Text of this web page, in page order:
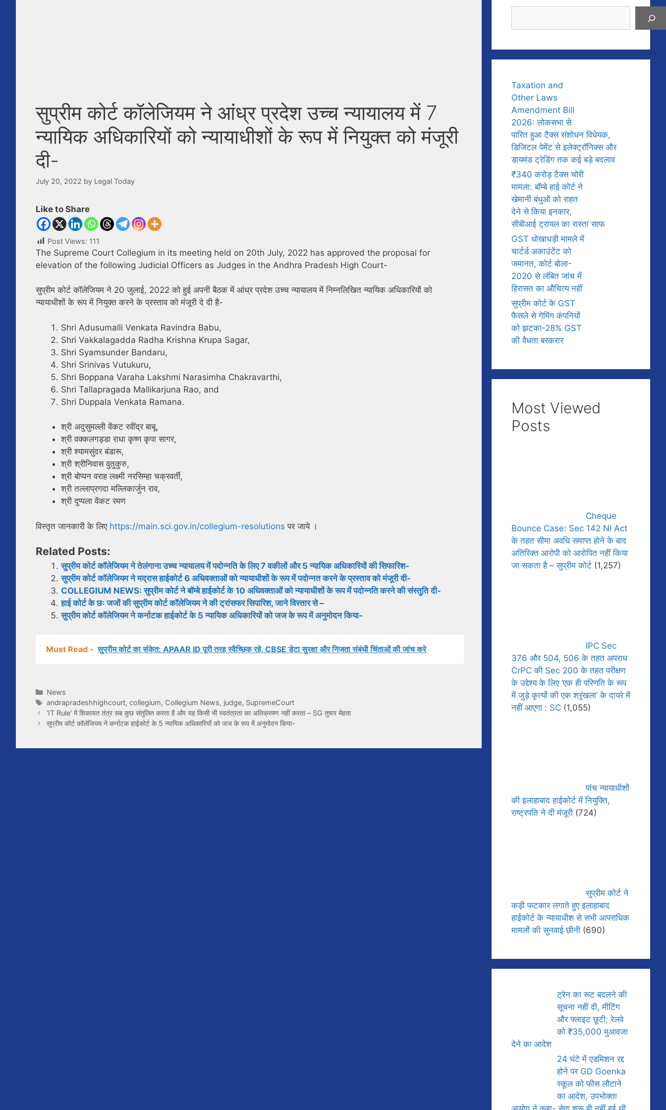
सुप्रीम कोर्ट कॉलेजियम ने आंध्र प्रदेश उच्च न्यायालय में 7
न्यायिक अधिकारियों को न्यायाधीशों के रूप में नियुक्त को मंजूरी
दी-
July 20, 2022 by Legal Today
Like to Share
Post Views: 111
The Supreme Court Collegium in its meeting held on 20th July, 2022 has approved the proposal for
elevation of the following Judicial Officers as Judges in the Andhra Pradesh High Court-
सुप्रीम कोर्ट कॉलेजियम ने 20 जुलाई, 2022 को हुई अपनी बैठक में आंध्र प्रदेश उच्च न्यायालय में निम्नलिखित न्यायिक अधिकारियों को
न्यायाधीशों के रूप में नियुक्त करने के प्रस्ताव को मंजूरी दे दी है-
Shri Adusumalli Venkata Ravindra Babu,
Shri Vakkalagadda Radha Krishna Krupa Sagar,
Shri Syamsunder Bandaru,
Shri Srinivas Vutukuru,
Shri Boppana Varaha Lakshmi Narasimha Chakravarthi,
Shri Tallapragada Mallikarjuna Rao, and
Shri Duppala Venkata Ramana.
श्री अदुसुमल्ली वेंकट रवींद्र बाबू,
श्री वक्कलगड्डा राधा कृष्ण कृपा सागर,
श्री श्यामसुंदर बंडारू,
श्री श्रीनिवास वुतुकुरु,
श्री बोप्पन वराह लक्ष्मी नरसिम्हा चक्रवर्ती,
श्री तल्लाप्रगदा मल्लिकार्जुन राव,
श्री दुप्पला वेंकट रमण
विस्तृत जानकारी के लिए https://main.sci.gov.in/collegium-resolutions पर जाये ।
Related Posts:
सुप्रीम कोर्ट कॉलेजियम ने तेलंगाना उच्च न्यायालय में पदोन्नति के लिए 7 वकीलों और 5 न्यायिक अधिकारियों की सिफारिश-
सुप्रीम कोर्ट कॉलेजियम ने मद्रास हाईकोर्ट 6 अधिवक्ताओं को न्यायाधीशों के रूप में पदोन्नत करने के प्रस्ताव को मंजूरी दी-
COLLEGIUM NEWS: सुप्रीम कोर्ट ने बॉम्बे हाईकोर्ट के 10 अधिवक्ताओं को न्यायाधीशों के रूप में पदोन्नति करने की संस्तुति दी-
हाई कोर्ट के छः जजों की सुप्रीम कोर्ट कॉलेजियम ने की ट्रांसफर सिपारिश, जाने विस्तार से –
सुप्रीम कोर्ट कॉलेजियम ने कर्नाटक हाईकोर्ट के 5 न्यायिक अधिकारियों को जज के रूप में अनुमोदन किया-
Must Read - सुप्रीम कोर्ट का संकेत: APAAR ID पूरी तरह स्वैच्छिक रहे, CBSE डेटा सुरक्षा और निजता संबंधी चिंताओं की जांच करे
Categories
News
Tags
andrapradeshhighcourt, collegium, Collegium News, judge, SupremeCourt
‘IT Rule’ में शिकायत तंत्र सब कुछ संतुलित करता है और यह किसी भी स्वतंत्रता का अतिक्रमण नहीं करता – SG तुषार मेहता
सुप्रीम कोर्ट कॉलेजियम ने कर्नाटक हाईकोर्ट के 5 न्यायिक अधिकारियों को जज के रूप में अनुमोदन किया-
Taxation and
Other Laws
Amendment Bill
2026: लोकसभा से
पारित हुआ टैक्स संशोधन विधेयक,
डिजिटल पेमेंट से इलेक्ट्रॉनिक्स और
डायमंड ट्रेडिंग तक कई बड़े बदलाव
₹340 करोड़ टैक्स चोरी
मामला: बॉम्बे हाई कोर्ट ने
खेमानी बंधुओं को राहत
देने से किया इनकार,
सीबीआई ट्रायल का रास्ता साफ
GST धोखाधड़ी मामले में
चार्टर्ड अकाउंटेंट को
जमानत, कोर्ट बोला-
2020 से लंबित जांच में
हिरासत का औचित्य नहीं
सुप्रीम कोर्ट के GST
फैसले से गेमिंग कंपनियों
को झटका-28% GST
की वैधता बरकरार
Most Viewed
Posts
Cheque
Bounce Case: Sec 142 NI Act
के तहत सीमा अवधि समाप्त होने के बाद
अतिरिक्त आरोपी को आरोपित नहीं किया
जा सकता है – सुप्रीम कोर्ट (1,257)
IPC Sec
376 और 504, 506 के तहत अपराध
CrPC की Sec 200 के तहत परीक्षण
के उद्देश्य के लिए ‘एक ही परिणति के रूप
में जुड़े कृत्यों की एक श्रृंखला’ के दायरे में
नहीं आएगा : SC (1,055)
पांच न्यायाधीशों
की इलाहाबाद हाईकोर्ट में नियुक्ति,
राष्ट्रपति ने दी मंजूरी (724)
सुप्रीम कोर्ट ने
कड़ी फटकार लगाते हुए इलाहाबाद
हाईकोर्ट के न्यायाधीश से सभी आपराधिक
मामलों की सुनवाई छीनी (690)
ट्रेन का रूट बदलने की
सूचना नहीं दी, मीटिंग
और फ्लाइट छूटी; रेलवे
को ₹35,000 मुआवजा
देने का आदेश
24 घंटे में एडमिशन रद्द
होने पर GD Goenka
स्कूल को फीस लौटाने
का आदेश, उपभोक्ता